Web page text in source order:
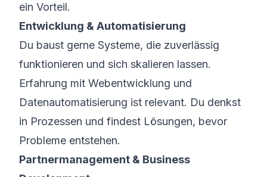
ein Vorteil.
Entwicklung & Automatisierung
Du baust gerne Systeme, die zuverlässig
funktionieren und sich skalieren lassen.
Erfahrung mit Webentwicklung und
Datenautomatisierung ist relevant. Du denkst
in Prozessen und findest Lösungen, bevor
Probleme entstehen.
Partnermanagement & Business